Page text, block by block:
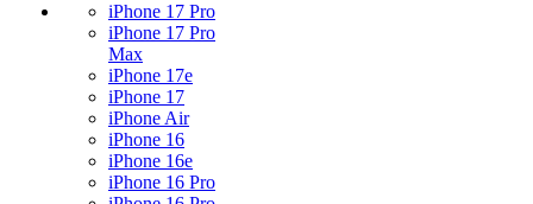
iPhone 17 Pro
iPhone 17 Pro
Max
iPhone 17e
iPhone 17
iPhone Air
iPhone 16
iPhone 16e
iPhone 16 Pro